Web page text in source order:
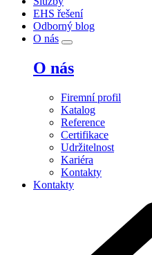
EHS řešení
Odborný blog
O nás
O nás
Firemní profil
Katalog
Reference
Certifikace
Udržitelnost
Kariéra
Kontakty
Kontakty